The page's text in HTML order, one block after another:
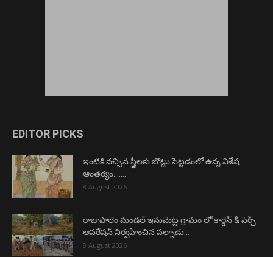
EDITOR PICKS
ఇంటికి వచ్చిన స్త్రీలకు బొట్టు పెట్టడంలో ఉన్న విశేష
ఆంతర్యం…….
8 August 2026
రాజుపాలెం మండల్ ఇనుమెట్ల గ్రామం లో కార్డెన్ & సెర్చ్
ఆపరేషన్ నిర్వహించిన పల్నాడు...
8 August 2026